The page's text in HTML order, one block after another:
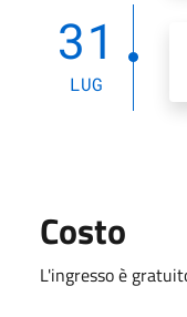
31
LUG
Costo
L'ingresso è